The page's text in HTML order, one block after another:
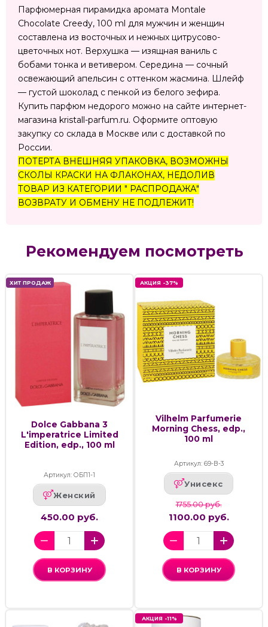
Парфюмерная пирамидка аромата Montale
Chocolate Creedy, 100 ml для мужчин и женщин
составлена из восточных и нежных цитрусово-
цветочных нот. Верхушка — изящная ваниль с
бобами тонка и ветивером. Середина — сочный
освежающий апельсин с оттенком жасмина. Шлейф
— густой шоколад с пенкой из белого зефира.
Купить парфюм недорого можно на сайте интернет-
магазина kristall-parfum.ru. Оформите оптовую
закупку со склада в Москве или с доставкой по
России.
ПОТЕРТА ВНЕШНЯЯ УПАКОВКА, ВОЗМОЖНЫ
СКОЛЫ КРАСКИ НА ФЛАКОНАХ, НЕДОЛИВ
ТОВАР ИЗ КАТЕГОРИИ " РАСПРОДАЖА"
ВОЗВРАТУ И ОБМЕНУ НЕ ПОДЛЕЖИТ!
Рекомендуем посмотреть
ХИТ ПРОДАЖ
Dolce Gabbana 3
L'imperatrice Limited
Edition, edp., 100 ml
Артикул: ОБП1-1
Женский
450.00 руб.
В КОРЗИНУ
АКЦИЯ -37%
Vilhelm Parfumerie
Morning Chess, edp.,
100 ml
Артикул: 69-В-3
Унисекс
1755.00 руб.
1100.00 руб.
В КОРЗИНУ
АКЦИЯ -11%